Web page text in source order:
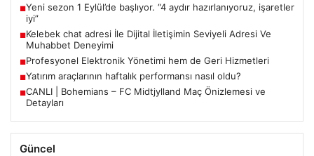
■Yeni sezon 1 Eylül’de başlıyor. “4 aydır hazırlanıyoruz, işaretler
iyi”
■Kelebek chat adresi İle Dijital İletişimin Seviyeli Adresi Ve
Muhabbet Deneyimi
■Profesyonel Elektronik Yönetimi hem de Geri Hizmetleri
■Yatırım araçlarının haftalık performansı nasıl oldu?
■CANLI | Bohemians – FC Midtjylland Maç Önizlemesi ve
Detayları
Güncel